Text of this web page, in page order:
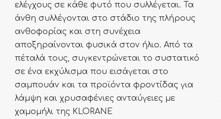
ελέγχους σε κάθε φυτό που συλλέγεται. Τα
άνθη συλλέγονται στο στάδιο της πλήρους
ανθοφορίας και στη συνέχεια
αποξηραίνονται φυσικά στον ήλιο. Από τα
πέταλά τους, συγκεντρώνεται το συστατικό
σε ένα εκχύλισμα που εισάγεται στο
σαμπουάν και τα προϊόντα φροντίδας για
λάμψη και χρυσαφένιες ανταύγειες με
χαμομήλι της KLORANE